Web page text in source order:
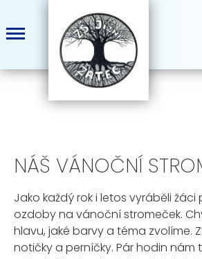
NÁŠ VÁNOČNÍ
Jako každý rok i letos vyráběli
ozdoby na vánoční stromeček.
hlavu, jaké barvy a téma zvolíme.
notičky a perníčky. Pár hodin nám